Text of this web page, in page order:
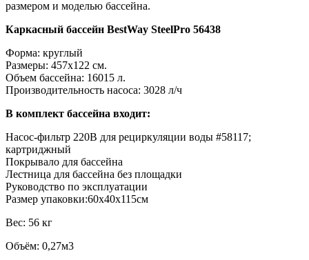
размером и моделью бассейна.
Каркасный бассейн BestWay SteelPro 56438
Форма: круглый
Размеры: 457x122 см.
Объем бассейна: 16015 л.
Производительность насоса: 3028 л/ч
В комплект бассейна входит:
Насос-фильтр 220В для рециркуляции воды #58117;
картриджный
Покрывало для бассейна
Лестница для бассейна без площадки
Руководство по эксплуатации
Размер упаковки:60х40х115см
Вес: 56 кг
Объём: 0,27м3